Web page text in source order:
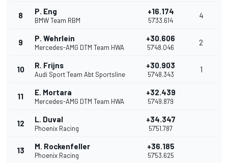
8 P. Eng
BMW Team RBM
+16.174
57'33.614
4
9 P. Wehrlein
Mercedes-AMG DTM Team HWA
+30.606
57'48.046
2
10 R. Frijns
Audi Sport Team Abt Sportsline
+30.903
57'48.343
1
11 E. Mortara
Mercedes-AMG DTM Team HWA
+32.439
57'49.879
12 L. Duval
Phoenix Racing
+34.347
57'51.787
13 M. Rockenfeller
Phoenix Racing
+36.185
57'53.625